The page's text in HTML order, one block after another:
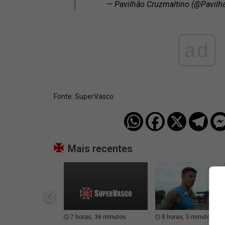
— Pavilhão Cruzmaltino
Fonte: SuperVasco‎‎‎‎‎‎
Mais recentes
7 horas, 36 minutos 8 horas, 5 minutos